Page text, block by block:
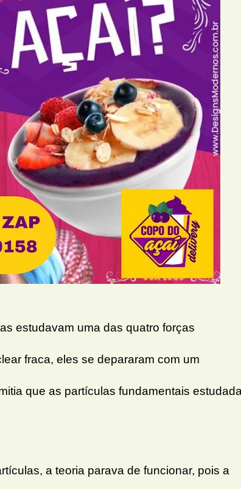
estudavam uma das quatro forças
fraca, eles se depararam com um
que as partículas fundamentais
a teoria parava de funcionar, pois a